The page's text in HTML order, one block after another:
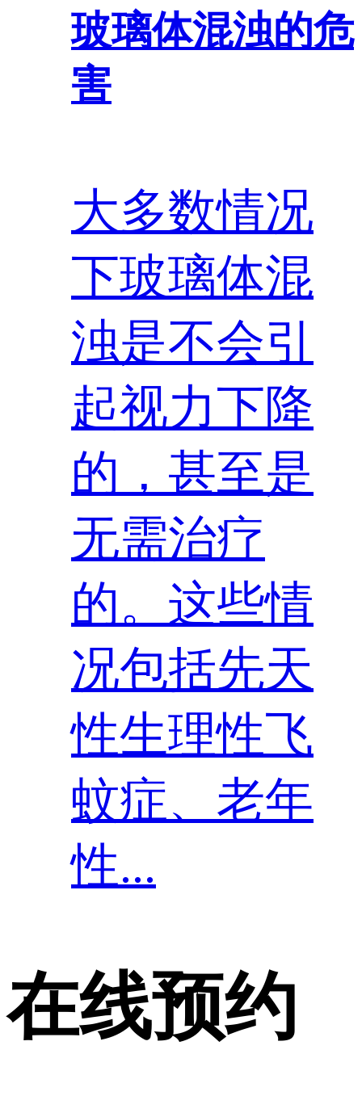
玻璃体混浊的危
害
大多数情况
下玻璃体混
浊是不会引
起视力下降
的，甚至是
无需治疗
的。这些情
况包括先天
性生理性飞
蚊症、老年
性...
在线预约